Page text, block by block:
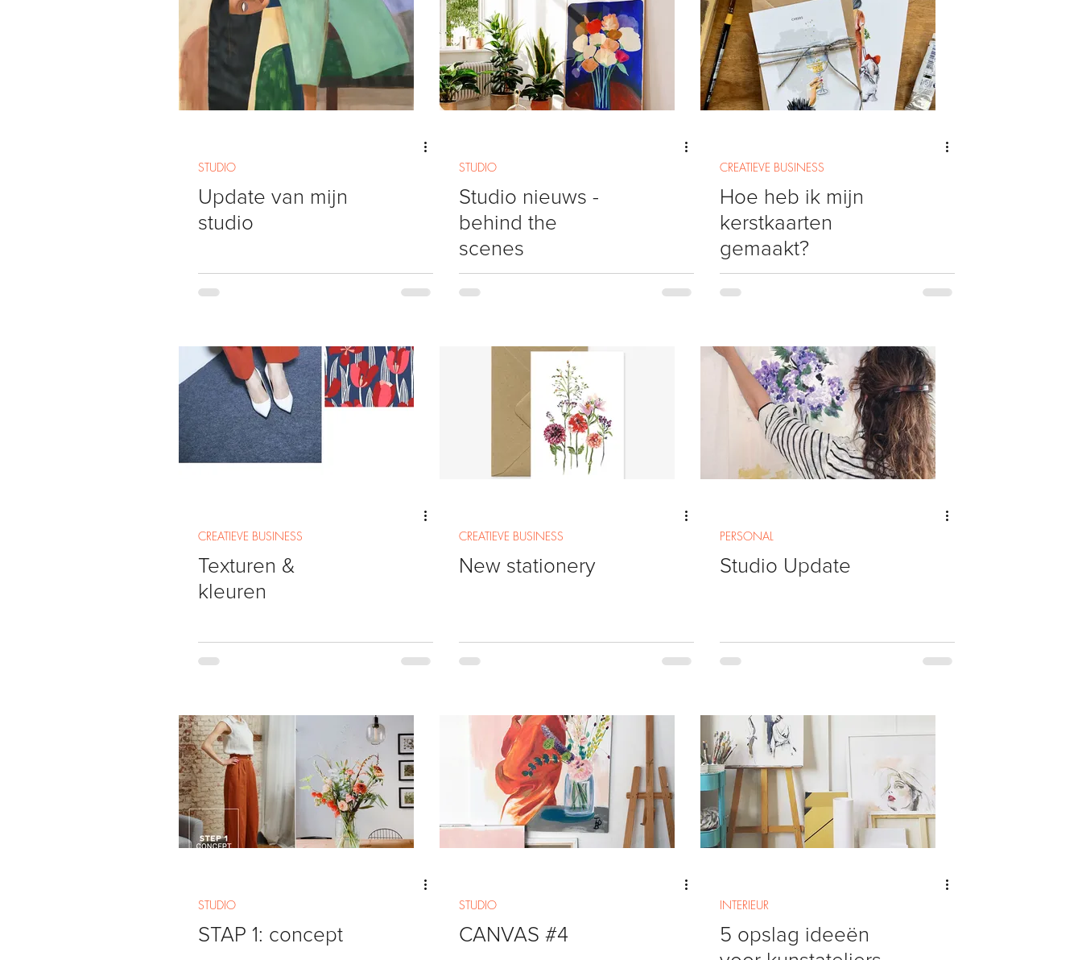
STUDIO
Update van mijn
studio
STUDIO
Studio nieuws -
behind the
scenes
CREATIEVE BUSINESS
Hoe heb ik mijn
kerstkaarten
gemaakt?
CREATIEVE BUSINESS
Texturen &
kleuren
CREATIEVE BUSINESS
New stationery
PERSONAL
Studio Update
STUDIO
STAP 1: concept
STUDIO
CANVAS #4
INTERIEUR
5 opslag ideeën